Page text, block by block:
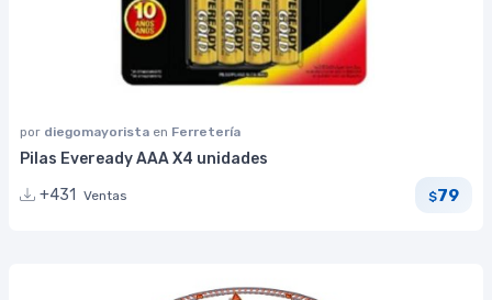
por diegomayorista en Ferretería
Pilas Eveready AAA X4 unidades
+431
Ventas $79